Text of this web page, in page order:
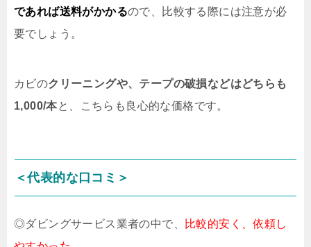
であれば送料がかかるので、比較する際には注意が必
要でしょう。
カビのクリーニングや、テープの破損などはどちらも
1,000/本と、こちらも良心的な価格です。
＜代表的な口コミ＞
◎ダビングサービス業者の中で、
比較的安く、依頼し